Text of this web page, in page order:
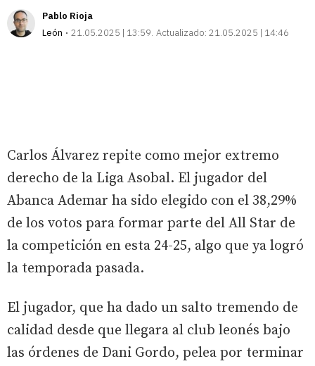
Pablo Rioja
León
21.05.2025 | 13:59 Actualizado: 21.05.2025 | 14:46
Carlos Álvarez repite como mejor extremo
derecho de la Liga Asobal. El jugador del
Abanca Ademar ha sido elegido con el 38,29%
de los votos para formar parte del All Star de
la competición en esta 24-25, algo que ya logró
la temporada pasada.
El jugador, que ha dado un salto tremendo de
calidad desde que llegara al club leonés bajo
las órdenes de Dani Gordo, pelea por terminar